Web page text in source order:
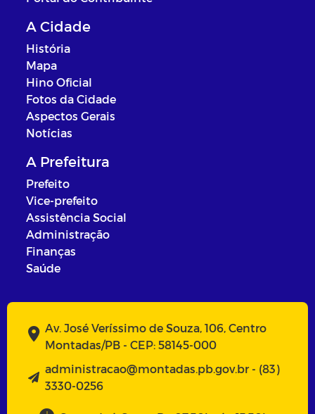
A Cidade
História
Mapa
Hino Oficial
Fotos da Cidade
Aspectos Gerais
Notícias
A Prefeitura
Prefeito
Vice-prefeito
Assistência Social
Administração
Finanças
Saúde
Av. José Veríssimo de Souza, 106, Centro
Montadas/PB - CEP: 58145-000
administracao@montadas.pb.gov.br - (83)
3330-0256